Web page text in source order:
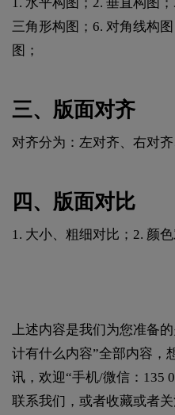
三角形构图；6. 对角线构
图；
三、版面对齐
对齐分为：左对齐、右对齐
四、版面对比
1. 大小、粗细对比；2. 颜
上述内容是我们为您准备
计有什么内容”全部内容，
讯，欢迎“手机/微信：135
联系我们，或者收藏或者